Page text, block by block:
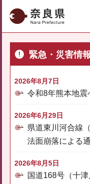
奈良県
緊急・災害情
2026年8月7日
令和8年熊本地震
2026年6月29日
県道東川河合線
法面崩落による
2026年8月5日
国道168号（十